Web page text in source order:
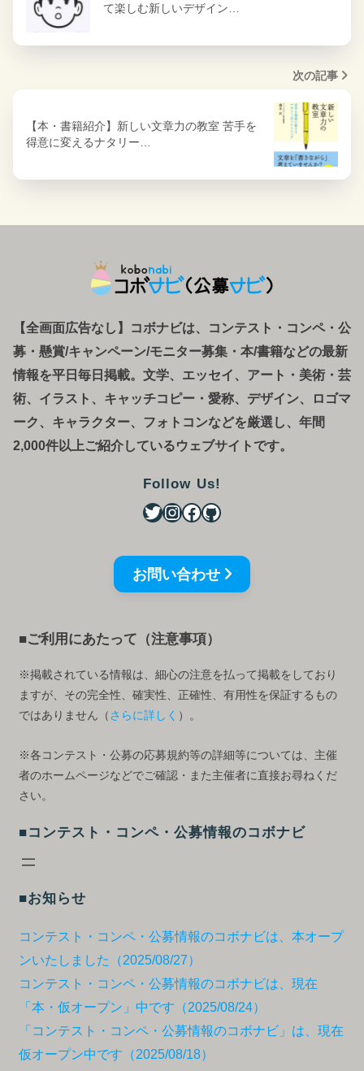
て楽しむ新しいデザイン…
次の記事
【本・書籍紹介】新しい文章力の教室 苦手を
得意に変えるナタリー…
【全画面広告なし】コボナビは、コンテスト・コンペ・ 公
募 ・ 懸賞/キャンペーン/モニター募集・本/書籍などの最新
情報を平日毎日掲載。文学、エッセイ、アート・美術・芸
術、イラスト、キャッチコピー・愛称、デザイン、ロゴマ
ーク、キャラクター、フォトコンなどを厳選し、年間
2,000件以上ご紹介しているウェブサイトです。
Follow Us!
お問い合わせ
■ご利用にあたって（注意事項）
※掲載されている情報は、細心の注意を払って掲載をしており
ますが、その完全性、確実性、正確性、有用性を保証するもの
ではありません（ さらに詳しく ）。
※各コンテスト・公募の応募規約等の詳細等については、主催
者のホームページなどでご確認・また主催者に直接お尋ねくだ
さい。
■コンテスト・コンペ・公募情報のコボナビ
■お知らせ
コンテスト・コンペ・公募情報のコボナビは、本オープ
ンいたしました（2025/08/27）
コンテスト・コンペ・公募情報のコボナビは、現在
「本・仮オープン」中です（2025/08/24）
「コンテスト・コンペ・公募情報のコボナビ」は、現在
仮オープン中です（2025/08/18）